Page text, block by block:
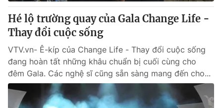
Hé lộ trường quay của Gala Change Life -
Thay đổi cuộc sống
VTV.vn- Ê-kíp của Change Life - Thay đổi cuộc sống
đang hoàn tất những khâu chuẩn bị cuối cùng cho
đêm Gala. Các nghệ sĩ cũng sẵn sàng mang đến cho...